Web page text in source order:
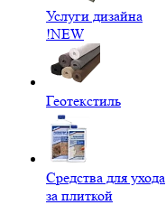
Услуги дизайна
!NEW
Геотекстиль
Средства для ухода
за плиткой